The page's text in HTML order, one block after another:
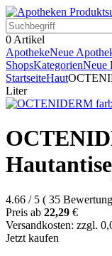
0 Artikel
ApothekeNeue
ShopsKategorienNeue
StartseiteHaut
Liter
4.66 / 5 ( 35
Preis ab 22,29 €
Versandkosten: zzgl.
Jetzt kaufen